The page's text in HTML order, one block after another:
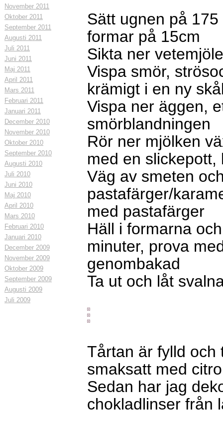
November 2011
Oktober 2011
September 2011
Augusti 2011
Juli 2011
Juni 2011
Maj 2011
April 2011
Mars 2011
Februari 2011
Januari 2011
December 2010
November 2010
Oktober 2010
September 2010
Augusti 2010
Juli 2010
Juni 2010
Maj 2010
April 2010
Mars 2010
Februari 2010
Januari 2010
December 2009
November 2009
Oktober 2009
September 2009
Augusti 2009
Juli 2009
Sätt ugnen på
formar på 15cm
Sikta ner
Vispa smör,
krämigt i en ny
Vispa ner äggen,
smörblandningen
Rör ner mjölken
med en
Väg av smeten
pastafärger/
med pastafärger
Häll i formarna
minuter, prova
genombakad
Ta ut och låt
Tårtan är fylld
smaksatt med
Sedan har jag
chokladlinser från